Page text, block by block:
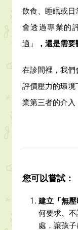
飲食、睡眠或
會透過專業的
適」
，還是需
在診間裡，我
評價壓力的環
業第三者的介入
您可以嘗試：
建立「無壓
何要求、
處，讓孩